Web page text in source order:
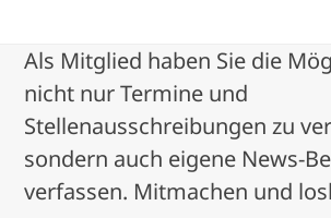
Als Mitglied haben Sie die
nicht nur Termine und
Stellenausschreibungen zu
sondern auch eigene News-
verfassen. Mitmachen und